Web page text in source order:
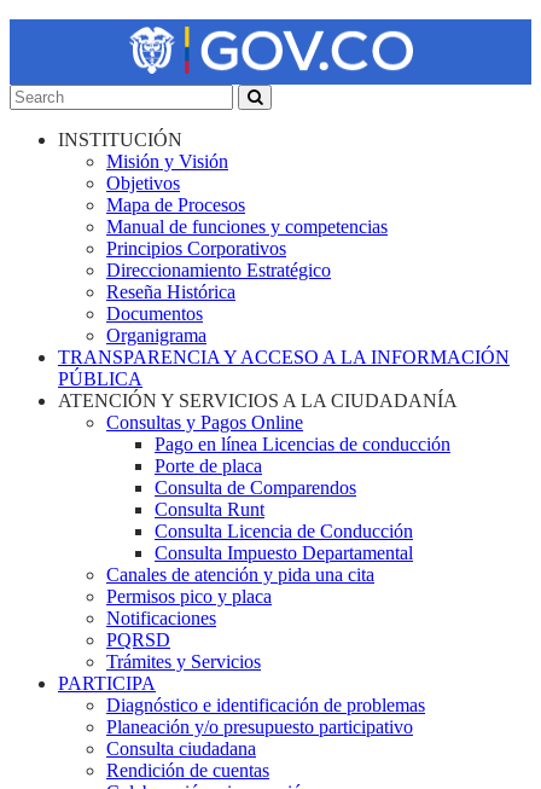
INSTITUCIÓN
Misión y Visión
Objetivos
Mapa de Procesos
Manual de funciones y competencias
Principios Corporativos
Direccionamiento Estratégico
Reseña Histórica
Documentos
Organigrama
TRANSPARENCIA Y ACCESO A LA INFORMACIÓN
PÚBLICA
ATENCIÓN Y SERVICIOS A LA CIUDADANÍA
Consultas y Pagos Online
Pago en línea Licencias de conducción
Porte de placa
Consulta de Comparendos
Consulta Runt
Consulta Licencia de Conducción
Consulta Impuesto Departamental
Canales de atención y pida una cita
Permisos pico y placa
Notificaciones
PQRSD
Trámites y Servicios
PARTICIPA
Diagnóstico e identificación de problemas
Planeación y/o presupuesto participativo​
Consulta ciudadana
Rendición de cuentas